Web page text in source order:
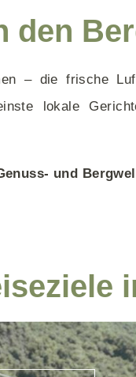
den
– die frische
lokale
und